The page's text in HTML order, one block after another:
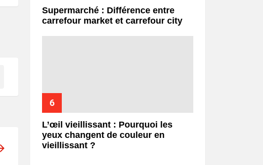
Supermarché : Différence entre
carrefour market et carrefour city
L’œil vieillissant : Pourquoi les
yeux changent de couleur en
vieillissant ?